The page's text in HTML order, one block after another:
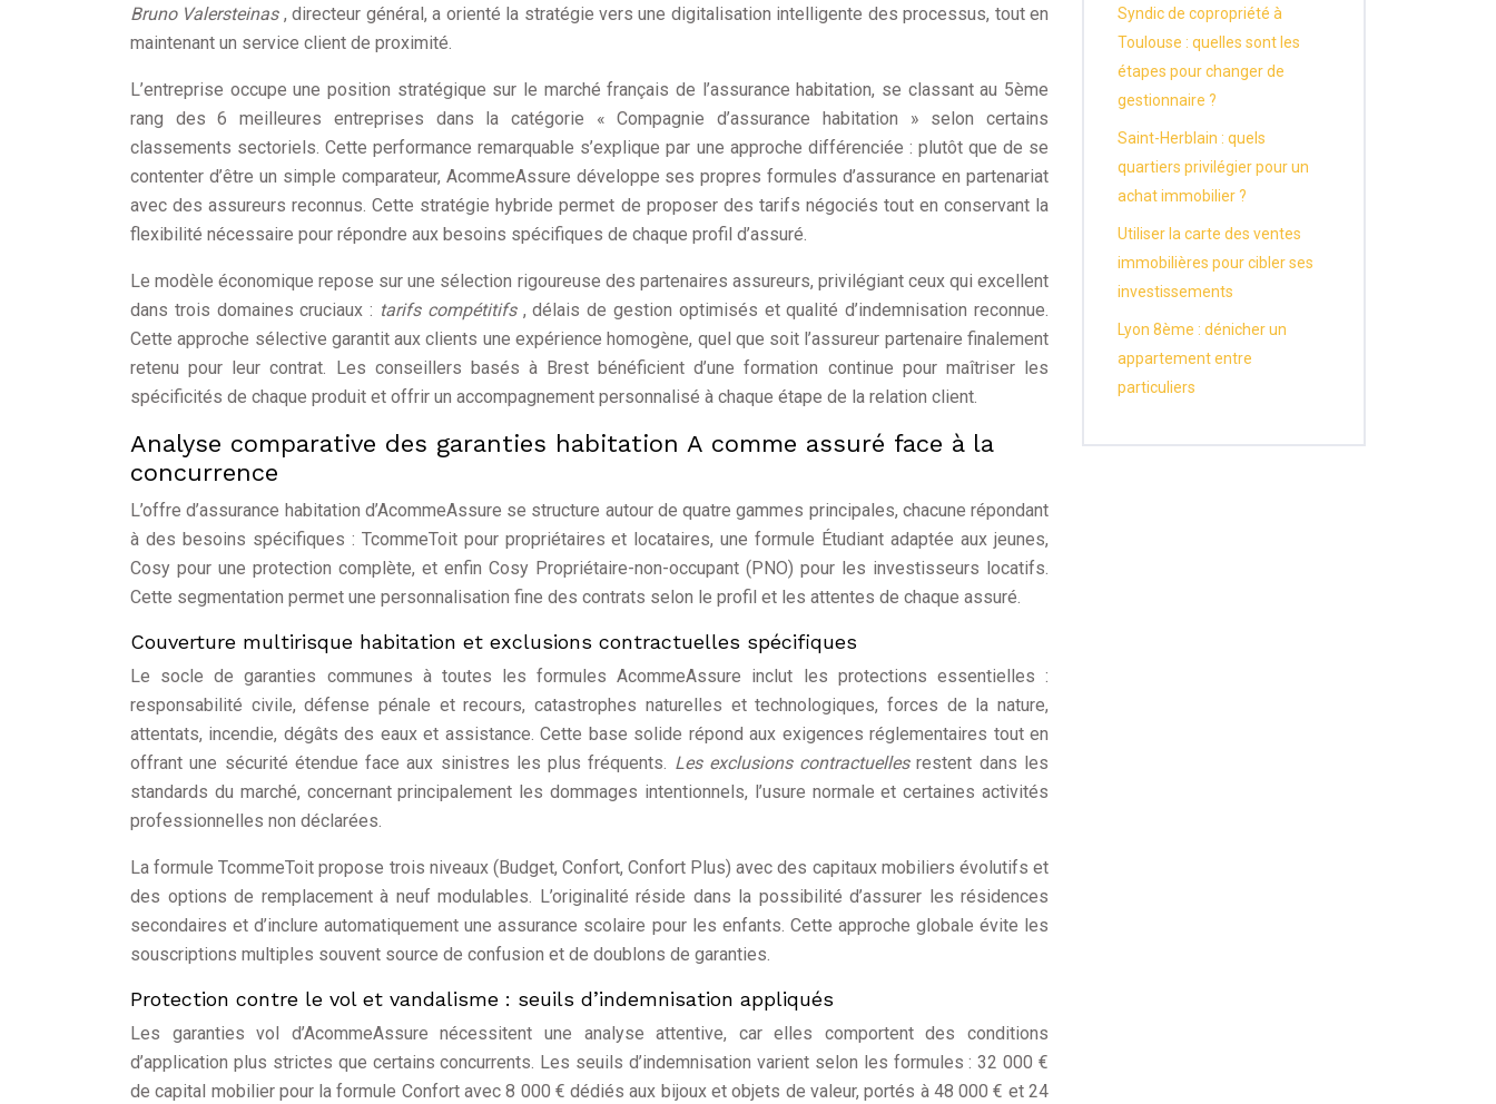
Bruno Valersteinas , directeur général, a orienté la stratégie vers une digitalisation intelligente des processus, tout en
maintenant un service client de proximité.
L’entreprise occupe une position stratégique sur le marché français de l’assurance habitation, se classant au 5ème
rang des 6 meilleures entreprises dans la catégorie « Compagnie d’assurance habitation » selon certains
classements sectoriels. Cette performance remarquable s’explique par une approche différenciée : plutôt que de se
contenter d’être un simple comparateur, AcommeAssure développe ses propres formules d’assurance en partenariat
avec des assureurs reconnus. Cette stratégie hybride permet de proposer des tarifs négociés tout en conservant la
flexibilité nécessaire pour répondre aux besoins spécifiques de chaque profil d’assuré.
Le modèle économique repose sur une sélection rigoureuse des partenaires assureurs, privilégiant ceux qui excellent
dans trois domaines cruciaux : tarifs compétitifs , délais de gestion optimisés et qualité d’indemnisation reconnue.
Cette approche sélective garantit aux clients une expérience homogène, quel que soit l’assureur partenaire finalement
retenu pour leur contrat. Les conseillers basés à Brest bénéficient d’une formation continue pour maîtriser les
spécificités de chaque produit et offrir un accompagnement personnalisé à chaque étape de la relation client.
Analyse comparative des garanties habitation A comme assuré face à la
concurrence
L’offre d’assurance habitation d’AcommeAssure se structure autour de quatre gammes principales, chacune répondant
à des besoins spécifiques : TcommeToit pour propriétaires et locataires, une formule Étudiant adaptée aux jeunes,
Cosy pour une protection complète, et enfin Cosy Propriétaire-non-occupant (PNO) pour les investisseurs locatifs.
Cette segmentation permet une personnalisation fine des contrats selon le profil et les attentes de chaque assuré.
Couverture multirisque habitation et exclusions contractuelles spécifiques
Le socle de garanties communes à toutes les formules AcommeAssure inclut les protections essentielles :
responsabilité civile, défense pénale et recours, catastrophes naturelles et technologiques, forces de la nature,
attentats, incendie, dégâts des eaux et assistance. Cette base solide répond aux exigences réglementaires tout en
offrant une sécurité étendue face aux sinistres les plus fréquents. Les exclusions contractuellesrestent dans les
standards du marché, concernant principalement les dommages intentionnels, l’usure normale et certaines activités
professionnelles non déclarées.
La formule TcommeToit propose trois niveaux (Budget, Confort, Confort Plus) avec des capitaux mobiliers évolutifs et
des options de remplacement à neuf modulables. L’originalité réside dans la possibilité d’assurer les résidences
secondaires et d’inclure automatiquement une assurance scolaire pour les enfants. Cette approche globale évite les
souscriptions multiples souvent source de confusion et de doublons de garanties.
Protection contre le vol et vandalisme : seuils d’indemnisation appliqués
Les garanties vol d’AcommeAssure nécessitent une analyse attentive, car elles comportent des conditions
d’application plus strictes que certains concurrents. Les seuils d’indemnisation varient selon les formules : 32 000 €
de capital mobilier pour la formule Confort avec 8 000 € dédiés aux bijoux et objets de valeur, portés à 48 000 € et 24
Syndic de copropriété à
Toulouse : quelles sont les
étapes pour changer de
gestionnaire ?
Saint-Herblain : quels
quartiers privilégier pour un
achat immobilier ?
Utiliser la carte des ventes
immobilières pour cibler ses
investissements
Lyon 8ème : dénicher un
appartement entre
particuliers